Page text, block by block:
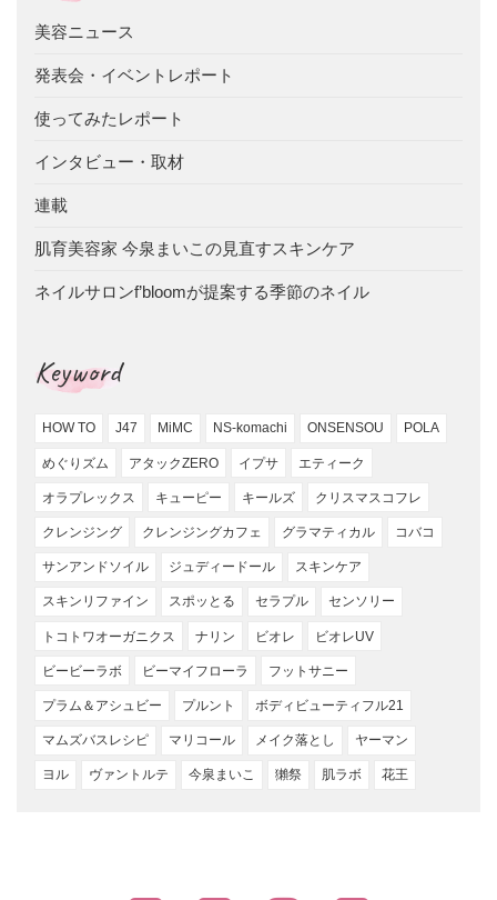
美容ニュース
発表会・イベントレポート
使ってみたレポート
インタビュー・取材
連載
肌育美容家 今泉まいこの見直すスキンケア
ネイルサロンf’bloomが提案する季節のネイル
Keyword
HOW TO J47 MiMC NS-komachi ONSENSOU POLA
めぐりズム アタックZERO イプサ エティーク
オラプレックス キューピー キールズ クリスマスコフレ
クレンジング クレンジングカフェ グラマティカル コバコ
サンアンドソイル ジュディードール スキンケア
スキンリファイン スポッとる セラプル センソリー
トコトワオーガニクス ナリン ビオレ ビオレUV
ビービーラボ ビーマイフローラ フットサニー
プラム＆アシュビー プルント ボディビューティフル21
マムズバスレシピ マリコール メイク落とし ヤーマン
ヨル ヴァントルテ 今泉まいこ 獺祭 肌ラボ 花王